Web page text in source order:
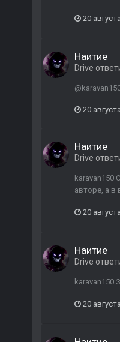
20
Наитие
Drive
20
Наитие
Drive
karavan150
авторе, а в
20
Наитие
Drive
karavan150
20